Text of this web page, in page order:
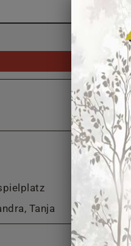
Tanja